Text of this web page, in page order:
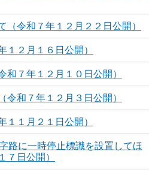
（令和７年１２月２２日公開）
１２月１６日公開）
和７年１２月１０日公開）
令和７年１２月３日公開）
１１月２１日公開）
路に一時停止標識を設置してほ
７日公開）